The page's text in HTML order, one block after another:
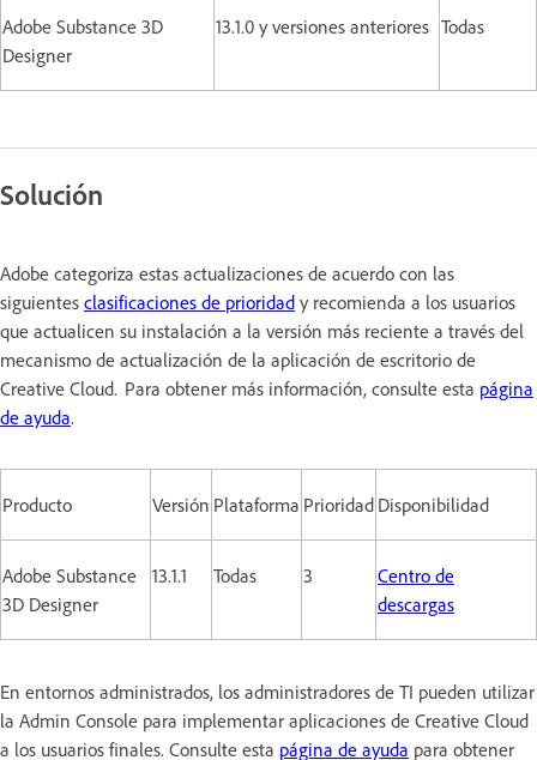
Adobe Substance 3D
Designer
13.1.0 y versiones anteriores Todas
Solución
Adobe categoriza estas actualizaciones de acuerdo con las
siguientes clasificaciones de prioridad y recomienda a los usuarios
que actualicen su instalación a la versión más reciente a través del
mecanismo de actualización de la aplicación de escritorio de
Creative Cloud. Para obtener más información, consulte esta página
de ayuda.
Producto Versión Plataforma Prioridad Disponibilidad
Adobe Substance
3D Designer
13.1.1 Todas 3
Centro de
descargas
En entornos administrados, los administradores de TI pueden utilizar
la Admin Console para implementar aplicaciones de Creative Cloud
a los usuarios finales. Consulte esta página de ayuda para obtener